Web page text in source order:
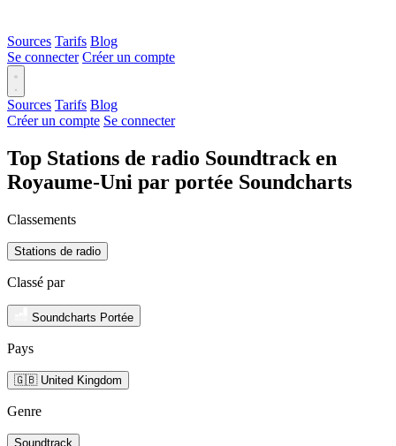
Sources Tarifs Blog
Se connecter Créer un compte
Sources Tarifs Blog
Créer un compte Se connecter
Top Stations de radio Soundtrack en
Royaume-Uni par portée Soundcharts
Classements
Stations de radio
Classé par
Soundcharts Portée
Pays
🇬🇧 United Kingdom
Genre
Soundtrack